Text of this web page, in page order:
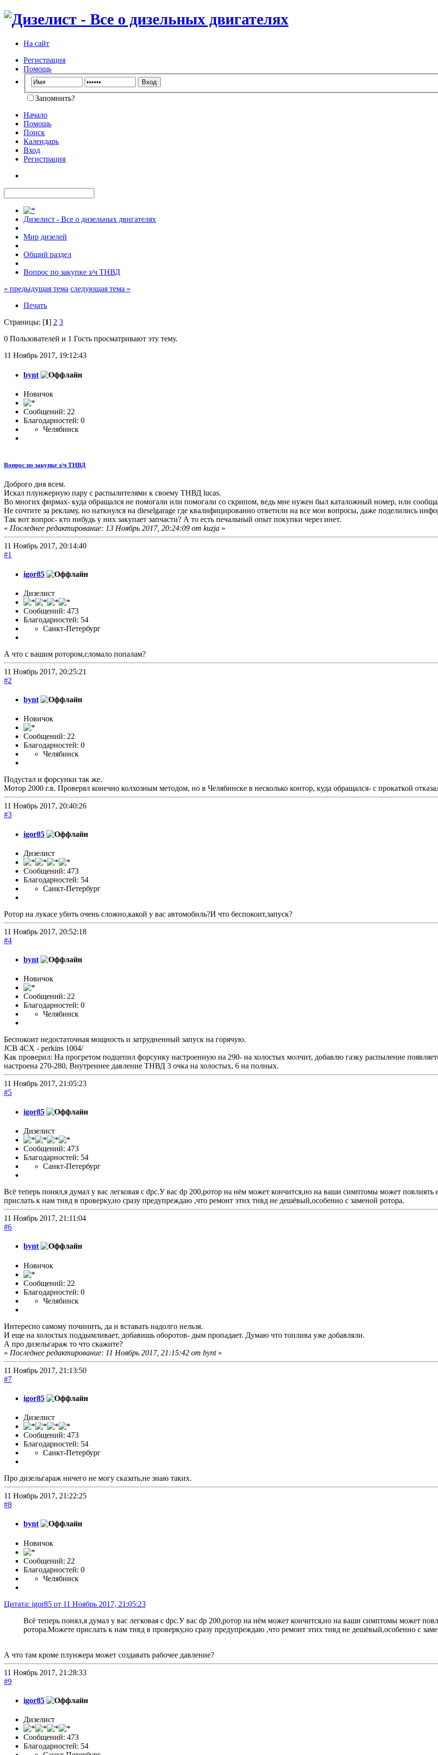
На сайт
Регистрация
Помощь
Запомнить?
Начало
Помощь
Поиск
Календарь
Вход
Регистрация
Дизелист - Все о дизельных двигателях
Мир дизелей
Общий раздел
Вопрос по закупке з/ч ТНВД
« предыдущая тема следующая тема »
Печать
Страницы: [1] 2 3
0 Пользователей и 1 Гость просматривают эту тему.
11 Ноябрь 2017, 19:12:43
bynt
Новичок
Сообщений: 22
Благодарностей: 0
Челябинск
Вопрос по закупке з/ч ТНВД
Доброго дня всем.
Искал плунжерную пару с распылителями к своему ТНВД lucas.
Во многих фирмах- куда обращался не помогали или помогали со скрипом, ведь мне нужен был каталожный номер, или
Не сочтите за рекламу, но наткнулся на dieselgarage где квалифицированно ответили на все мои вопросы, даже поделились
Так вот вопрос- кто нибудь у них закупает запчасти? А то есть печальный опыт покупки через инет.
« Последнее редактирование: 13 Ноябрь 2017, 20:24:09 от kuzja »
11 Ноябрь 2017, 20:14:40
#1
igor85
Дизелист
Сообщений: 473
Благодарностей: 54
Санкт-Петербург
А что с вашим ротором,сломало попалам?
11 Ноябрь 2017, 20:25:21
#2
bynt
Новичок
Сообщений: 22
Благодарностей: 0
Челябинск
Подустал и форсунки так же.
Мотор 2000 г.в. Проверял конечно колхозным методом, но в Челябинске в несколько контор, куда обращался- с прокаткой
11 Ноябрь 2017, 20:40:26
#3
igor85
Дизелист
Сообщений: 473
Благодарностей: 54
Санкт-Петербург
Ротор на лукасе убить очень сложно,какой у вас автомобиль?И что беспокоит,запуск?
11 Ноябрь 2017, 20:52:18
#4
bynt
Новичок
Сообщений: 22
Благодарностей: 0
Челябинск
Беспокоит недостаточная мощность и затрудненный запуск на горячую.
JCB 4CX - perkins 1004/
Как проверил: На прогретом подцепил форсунку настроенную на 290- на холостых молчит, добавлю газку распыление
настроена 270-280, Внутреннее давление ТНВД 3 очка на холостых, 6 на полных.
11 Ноябрь 2017, 21:05:23
#5
igor85
Дизелист
Сообщений: 473
Благодарностей: 54
Санкт-Петербург
Всё теперь понял,я думал у вас легковая с dpc.У вас dp 200,ротор на нём может кончится,но на ваши симптомы может
прислать к нам тнвд в проверку,но сразу предупреждаю ,что ремонт этих тнвд не дешёвый,особенно с заменой ротора.
11 Ноябрь 2017, 21:11:04
#6
bynt
Новичок
Сообщений: 22
Благодарностей: 0
Челябинск
Интересно самому починить, да и вставать надолго нельзя.
И еще на холостых поддымливает, добавишь оборотов- дым пропадает. Думаю что топлива уже добавляли.
А про дизельгараж то что скажите?
« Последнее редактирование: 11 Ноябрь 2017, 21:15:42 от bynt»
11 Ноябрь 2017, 21:13:50
#7
igor85
Дизелист
Сообщений: 473
Благодарностей: 54
Санкт-Петербург
Про дизельгараж ничего не могу сказать,не знаю таких.
11 Ноябрь 2017, 21:22:25
#8
bynt
Новичок
Сообщений: 22
Благодарностей: 0
Челябинск
Цитата: igor85 от 11 Ноябрь 2017, 21:05:23
Всё теперь понял,я думал у вас легковая с dpc.У вас dp 200,ротор на нём может кончится,но на ваши симптомы может
ротора.Можете прислать к нам тнвд в проверку,но сразу предупреждаю ,что ремонт этих тнвд не дешёвый,особенно с
А что там кроме плунжера может создавать рабочее давление?
11 Ноябрь 2017, 21:28:33
#9
igor85
Дизелист
Сообщений: 473
Благодарностей: 54